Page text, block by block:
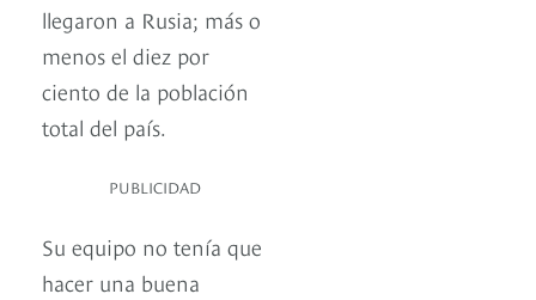
llegaron a Rusia; más o
menos el diez por
ciento de la población
total del país.
PUBLICIDAD
Su equipo no tenía que
hacer una buena